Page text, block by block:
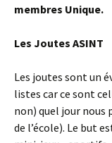
membres Unique.
Les Joutes ASINT
Les joutes sont un
listes car ce sont
non) quel jour nous
de l’école). Le but